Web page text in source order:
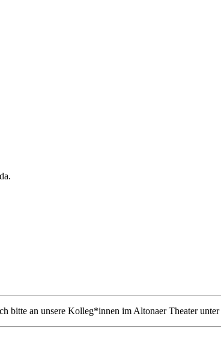
bitte an unsere Kolleg*innen im Altonaer Theater unter